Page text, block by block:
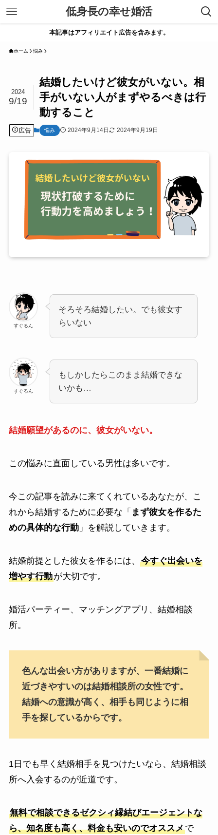
低身長の幸せ婚活
本記事はアフィリエイト広告を含みます。
ホーム 悩み
結婚したいけど彼女がいない。相
手がいない人がまずやるべきは行
動すること
2024
9/19
広告 悩み 2024年9月14日 2024年9月19日
すぐるん
そろそろ結婚したい。でも彼女す
らいない
すぐるん
もしかしたらこのまま結婚できな
いかも…
結婚願望があるのに、彼女がいない。
この悩みに直面している男性は多いです。
今この記事を読みに来てくれているあなたが、こ
れから結婚するために必要な「 まず彼女を作るた
めの具体的な行動」を解説していきます。
結婚前提とした彼女を作るには、 今すぐ出会いを
増やす行動が大切です。
婚活パーティー、マッチングアプリ、結婚相談
所。
色んな出会い方がありますが、一番結婚に
近づきやすいのは結婚相談所の女性です。
結婚への意識が高く、相手も同じように相
手を探しているからです。
1日でも早く結婚相手を見つけたいなら、結婚相談
所へ入会するのが近道です。
無料で相談できるゼクシィ縁結びエージェントな
ら、知名度も高く、料金も安いのでオススメで